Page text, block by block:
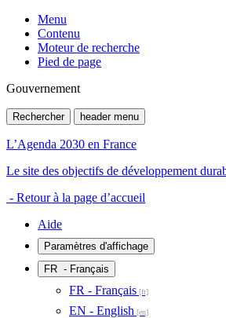
Menu
Contenu
Moteur de recherche
Pied de page
Gouvernement
Rechercher header menu
L’Agenda 2030 en France
Le site des objectifs de développement
- Retour à la page d’accueil
Aide
Paramètres d'affichage
FR - Français
FR - Français
EN - English